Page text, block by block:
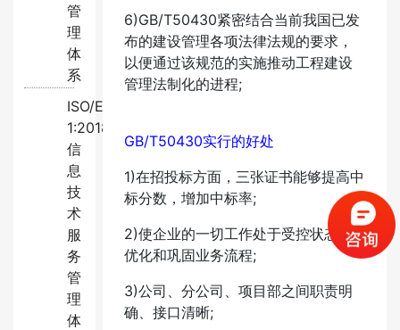
管
理
体
系
ISO/EC20000-
1:2018
信
息
技
术
服
务
管
理
体
6)GB/T50430紧密结合当前我国已发
布的建设管理各项法律法规的要求，
以便通过该规范的实施推动工程建设
管理法制化的进程;
GB/T50430实行的好处
1)在招投标方面，三张证书能够提高中
标分数，增加中标率;
2)使企业的一切工作处于受控状态，
优化和巩固业务流程;
3)公司、分公司、项目部之间职责明
确、接口清晰;